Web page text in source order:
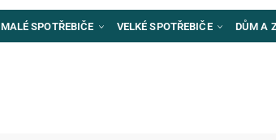
MALÉ SPOTŘEBIČE VELKÉ SPOTŘEBIČE DŮM A